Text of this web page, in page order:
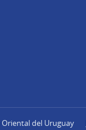
del Uruguay